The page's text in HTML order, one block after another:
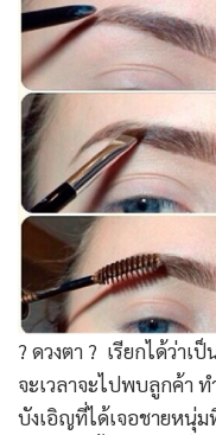
? ดวงตา ? เรียกได้ว่าเ
จะเวลาจะไปพบลูกค้า
บังเอิญที่ได้เจอชายหนุ่ม